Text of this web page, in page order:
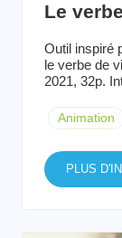
Le
Outil inspiré
le verbe de
2021, 32p.
Animation
PLUS